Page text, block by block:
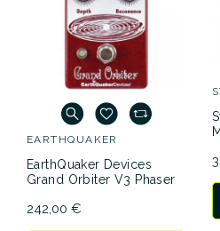
EARTHQUAKER
EarthQuaker Devices
Grand Orbiter V3 Phaser
242,00 €